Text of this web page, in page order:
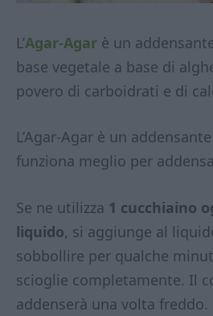
L’Agar-Agar è un
base vegetale a base di
povero di carboidrati e di
L’Agar-Agar è un
funziona meglio per
Se ne utilizza 1 cucchiaino
liquido, si aggiunge al
sobbollire per qualche
scioglie completamente. Il
addenserà una volta freddo.